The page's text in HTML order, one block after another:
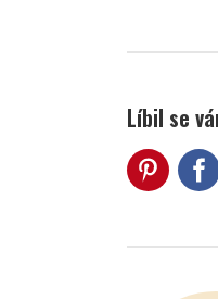
Líbil se